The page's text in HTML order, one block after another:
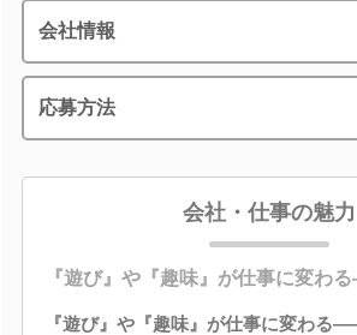
会社情報
応募方法
会社・仕事の魅力
『遊び』や『趣味』が仕事に変わ
『遊び』や『趣味』が仕事に変わる